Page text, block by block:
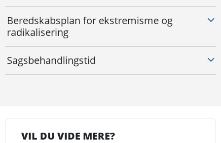
Beredskabsplan for ekstremisme og
radikalisering
Sagsbehandlingstid
VIL DU VIDE MERE?